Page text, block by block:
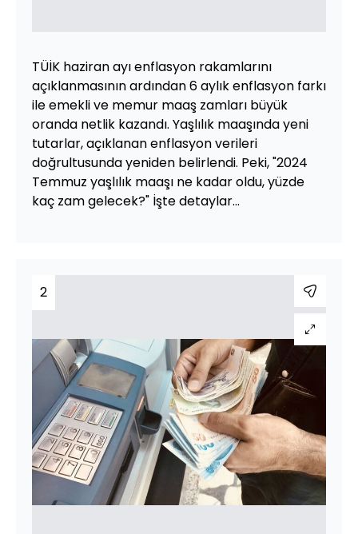
TÜİK haziran ayı enflasyon rakamlarını
açıklanmasının ardından 6 aylık enflasyon farkı
ile emekli ve memur maaş zamları büyük
oranda netlik kazandı. Yaşlılık maaşında yeni
tutarlar, açıklanan enflasyon verileri
doğrultusunda yeniden belirlendi. Peki, "2024
Temmuz yaşlılık maaşı ne kadar oldu, yüzde
kaç zam gelecek?" İşte detaylar...
2